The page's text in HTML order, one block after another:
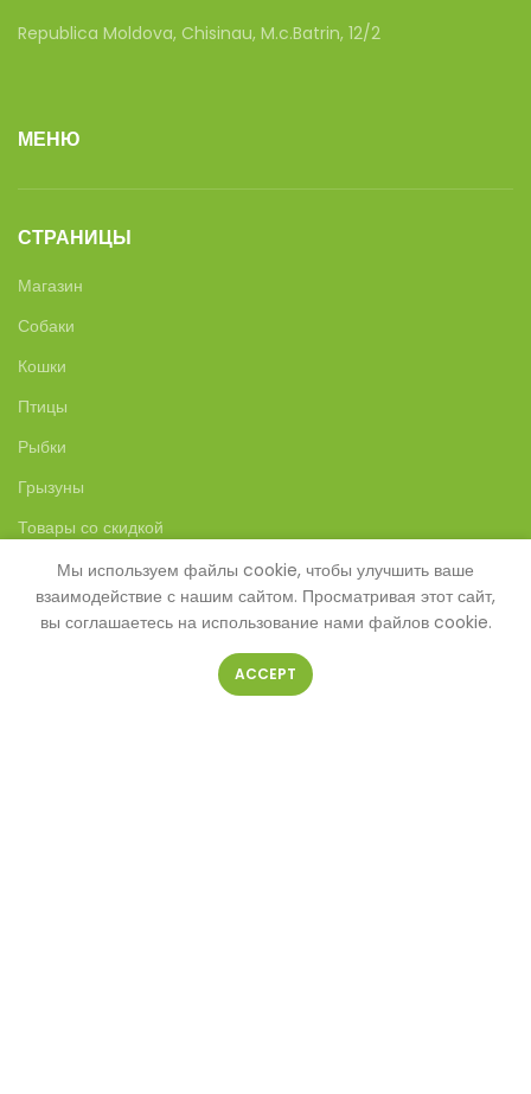
Republica Moldova, Chisinau, M.c.Batrin, 12/2
МЕНЮ
СТРАНИЦЫ
Магазин
Собаки
Кошки
Птицы
Рыбки
Грызуны
Товары со скидкой
КОНТАКТНАЯ ФОРМА
Мы используем файлы cookie, чтобы улучшить ваше
взаимодействие с нашим сайтом. Просматривая этот сайт,
вы соглашаетесь на использование нами файлов cookie.
ACCEPT